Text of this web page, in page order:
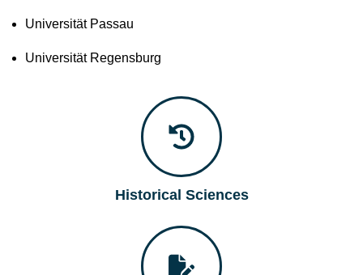
Universität Passau
Universität Regensburg
Historical Sciences